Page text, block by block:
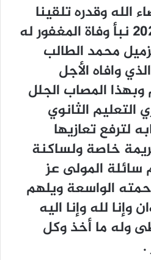
الله وقدره تلقينا
اليوم 01 / 08 / 2020 نبأ وفاة المغفور له
محمد الطالب
وافاه الأجل
وبهذا المصاب الجلل
الثانوي
لترفع تعازيها
خاصة ولساكنة
المولى عز
الواسعة ويلهم
وإنا لله وإنا اليه
وله ما أخذ وكل
.